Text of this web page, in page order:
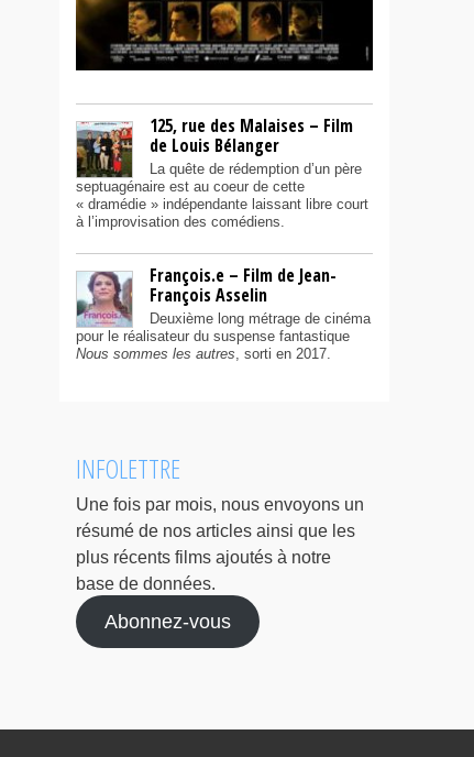
125, rue des Malaises – Film
de Louis Bélanger
La quête de rédemption d’un père
septuagénaire est au coeur de cette
« dramédie » indépendante laissant libre court
à l’improvisation des comédiens.
François.e – Film de Jean-
François Asselin
Deuxième long métrage de cinéma
pour le réalisateur du suspense fantastique
Nous sommes les autres, sorti en 2017.
INFOLETTRE
Une fois par mois, nous envoyons un
résumé de nos articles ainsi que les
plus récents films ajoutés à notre
base de données.
Abonnez-vous